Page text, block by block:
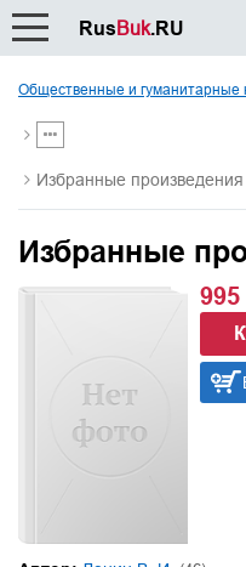
Общественные и гуманитарные
Избранные произведения
Избранные
995
RusBuk.RU